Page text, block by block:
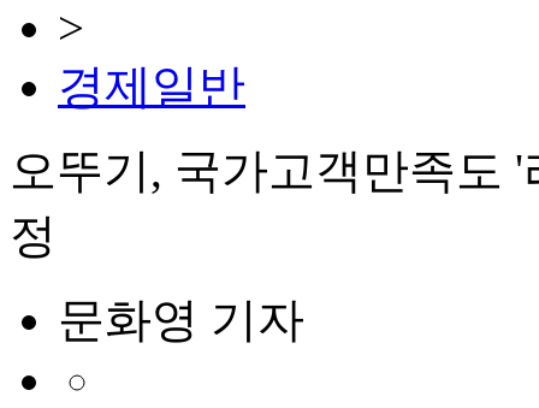
>
경제일반
오뚜기, 국가고객만족도
정
문화영 기자